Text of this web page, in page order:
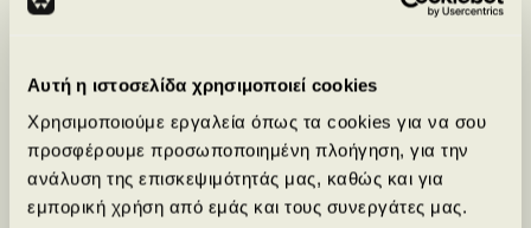
Αυτή η ιστοσελίδα χρησιμοποιεί cookies
Χρησιμοποιούμε εργαλεία όπως τα cookies για να σου
προσφέρουμε προσωποποιημένη πλοήγηση, για την
ανάλυση της επισκεψιμότητάς μας, καθώς και για
εμπορική χρήση από εμάς και τους συνεργάτες μας.
Μάθετε Business Intelligence (BI)
Analysis και αποκτήστε τις
απαραίτητες δεξιότητες για ανάλυση
δεδομένων και στρατηγική λήψη
αποφάσεων με ένα πρακτικό και
πιστοποιημένο πρόγραμμα.